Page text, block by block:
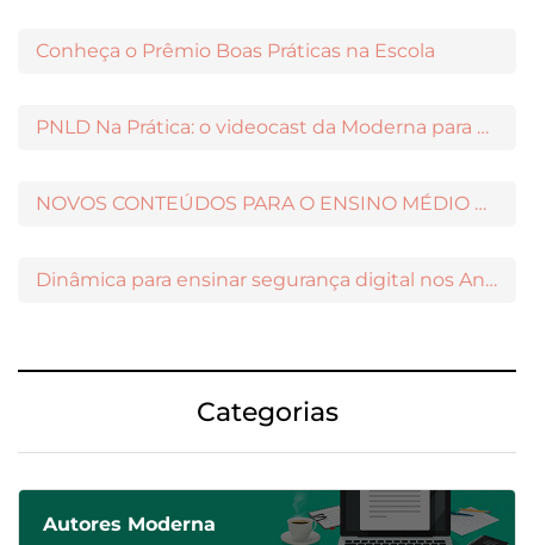
Conheça o Prêmio Boas Práticas na Escola
PNLD Na Prática: o videocast da Moderna para apoiar a escolha das obras aprovadas
NOVOS CONTEÚDOS PARA O ENSINO MÉDIO DISPONÍVEIS NO MODERNAMIGOS
Dinâmica para ensinar segurança digital nos Anos Iniciais
Categorias
Autores Moderna